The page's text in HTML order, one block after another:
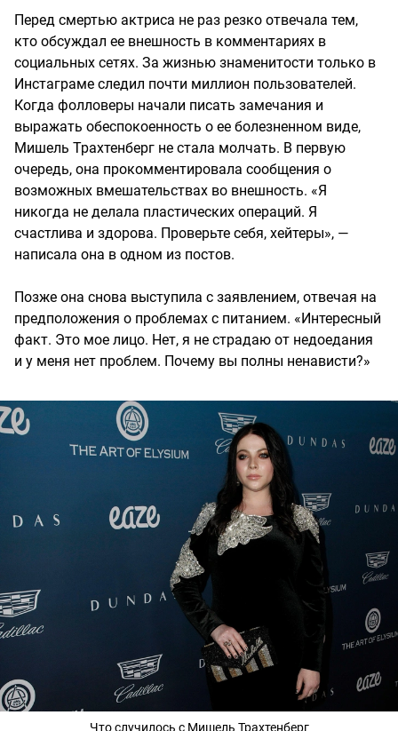
Перед смертью актриса не раз резко отвечала тем,
кто обсуждал ее внешность в комментариях в
социальных сетях. За жизнью знаменитости только в
Инстаграме следил почти миллион пользователей.
Когда фолловеры начали писать замечания и
выражать обеспокоенность о ее болезненном виде,
Мишель Трахтенберг не стала молчать. В первую
очередь, она прокомментировала сообщения о
возможных вмешательствах во внешность. «Я
никогда не делала пластических операций. Я
счастлива и здорова. Проверьте себя, хейтеры», —
написала она в одном из постов.
Позже она снова выступила с заявлением, отвечая на
предположения о проблемах с питанием. «Интересный
факт. Это мое лицо. Нет, я не страдаю от недоедания
и у меня нет проблем. Почему вы полны ненависти?»
Что случилось с Мишель Трахтенберг